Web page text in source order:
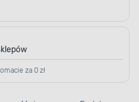
za 0 zł